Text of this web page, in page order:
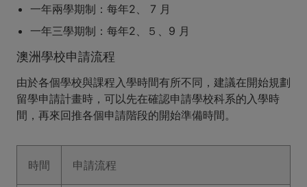
一年兩學期制：每年2、 7 月
一年三學期制：每年2、５、9 月
澳洲學校申請流程
由於各個學校與課程入學時間有所不同，建議在開始規劃
留學申請計畫時，可以先在確認申請學校科系的入學時
間，再來回推各個申請階段的開始準備時間。
時間 申請流程